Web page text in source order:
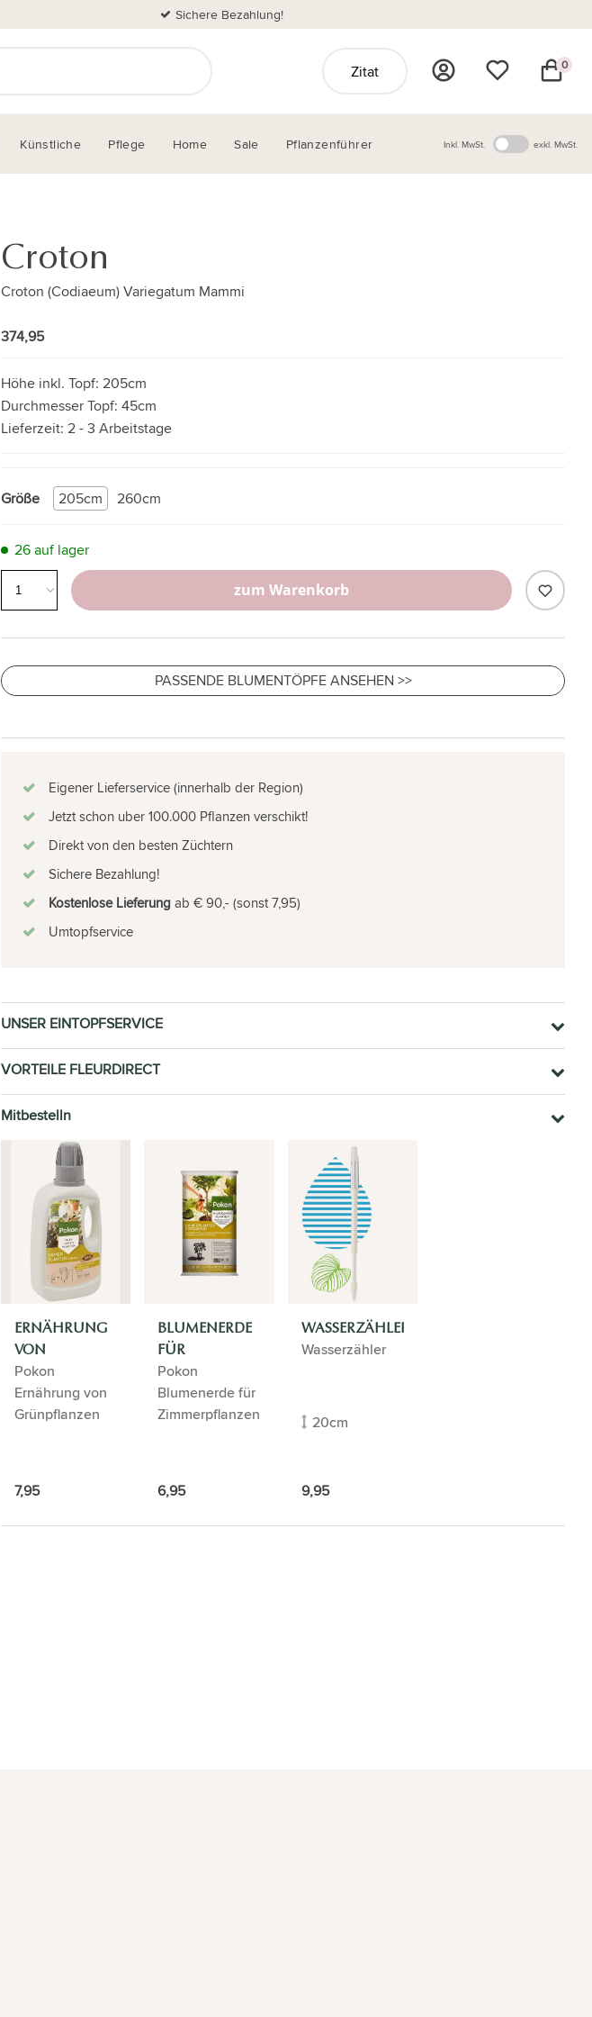
Sichere Bezahlung!
Zitat 0
Künstliche Pflege Home Sale Pflanzenführer Inkl. MwSt. exkl. MwSt.
Croton
Croton (Codiaeum) Variegatum Mammi
374,95
Höhe inkl. Topf: 205cm
Durchmesser Topf: 45cm
Lieferzeit: 2 - 3 Arbeitstage
Größe 260cm
205cm
26 auf lager
zum Warenkorb
PASSENDE BLUMENTÖPFE ANSEHEN >>
Eigener Lieferservice (innerhalb der Region)
Jetzt schon uber 100.000 Pflanzen verschikt!
Direkt von den besten Züchtern
Sichere Bezahlung!
Kostenlose Lieferung ab € 90,- (sonst 7,95)
Umtopfservice
UNSER EINTOPFSERVICE
VORTEILE FLEURDIRECT
Mitbestelln
ERNÄHRUNG
VON
GRÜNPFLANZEN
Pokon
Ernährung von
Grünpflanzen
7,95
BLUMENERDE
FÜR
ZIMMERPFLANZEN
Pokon
Blumenerde für
Zimmerpflanzen
6,95
WASSERZÄHLER
Wasserzähler
20cm
9,95